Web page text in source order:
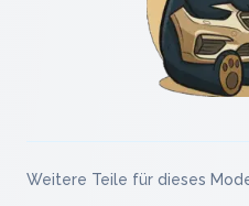
Weitere Teile für dieses